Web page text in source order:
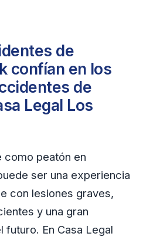
de
confían en los
de
Legal Los
como peatón en
ser una experiencia
con lesiones graves,
y una gran
En Casa Legal